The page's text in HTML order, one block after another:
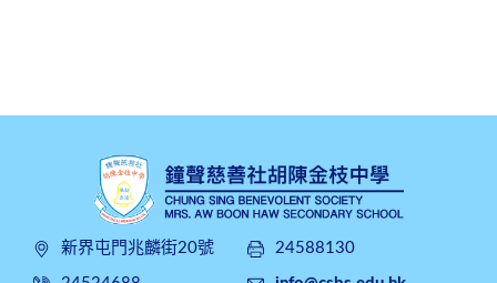
新界屯門兆麟街20號 24588130